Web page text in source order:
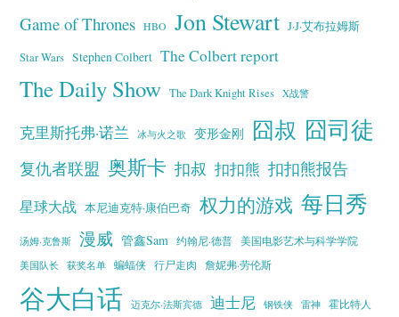
Game of Thrones HBO Jon Stewart J·J·艾布拉姆斯
Star Wars Stephen Colbert The Colbert report
The Daily Show The Dark Knight Rises X战警
克里斯托弗·诺兰 冰与火之歌 变形金刚 囧叔 囧司徒
复仇者联盟 奥斯卡 扣叔 扣扣熊 扣扣熊报告
星球大战 本尼迪克特·康伯巴奇 权力的游戏 每日秀
汤姆·克鲁斯 漫威 管鑫Sam 约翰尼·德普
美国电影艺术与科学学院
美国队长
获奖名单 蝙蝠侠 行尸走肉 詹妮弗·劳伦斯
谷大白话 迈克尔·法斯宾德 迪士尼 钢铁侠 雷神 霍比特人